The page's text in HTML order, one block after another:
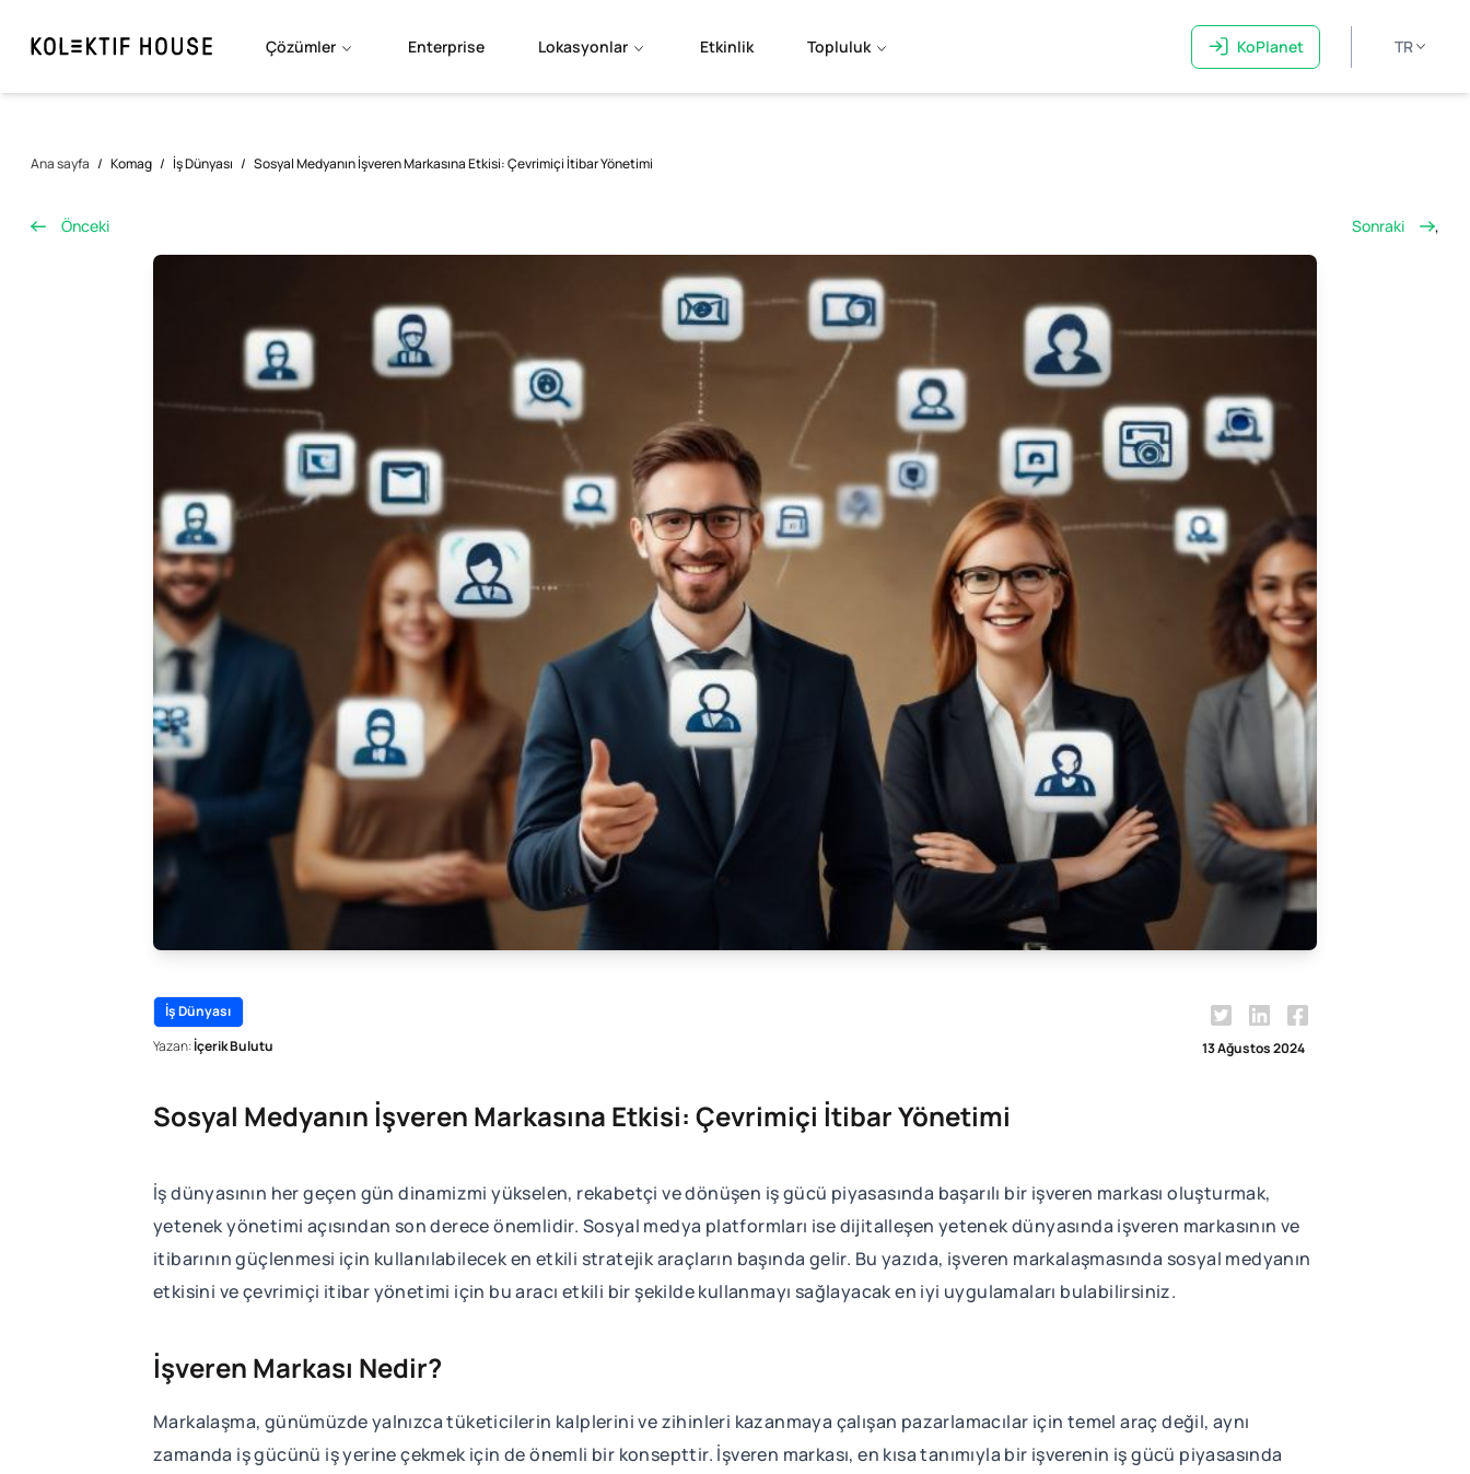
Çözümler Enterprise Lokasyonlar Etkinlik Topluluk KoPlanet TR
Ana sayfa / Komag / İş Dünyası / Sosyal Medyanın İşveren Markasına Etkisi: Çevrimiçi İtibar Yönetimi
Önceki Sonraki ,
İş Dünyası
Yazan:İçerik Bulutu 13 Ağustos 2024
Sosyal Medyanın İşveren Markasına Etkisi: Çevrimiçi İtibar Yönetimi
İş dünyasının her geçen gün dinamizmi yükselen, rekabetçi ve dönüşen iş gücü piyasasında başarılı bir işveren markası oluşturmak,
yetenek yönetimi açısından son derece önemlidir. Sosyal medya platformları ise dijitalleşen yetenek dünyasında işveren markasının ve
itibarının güçlenmesi için kullanılabilecek en etkili stratejik araçların başında gelir. Bu yazıda, işveren markalaşmasında sosyal medyanın
etkisini ve çevrimiçi itibar yönetimi için bu aracı etkili bir şekilde kullanmayı sağlayacak en iyi uygulamaları bulabilirsiniz.
İşveren Markası Nedir?
Markalaşma, günümüzde yalnızca tüketicilerin kalplerini ve zihinleri kazanmaya çalışan pazarlamacılar için temel araç değil, aynı
zamanda iş gücünü iş yerine çekmek için de önemli bir konsepttir. İşveren markası, en kısa tanımıyla bir işverenin iş gücü piyasasında